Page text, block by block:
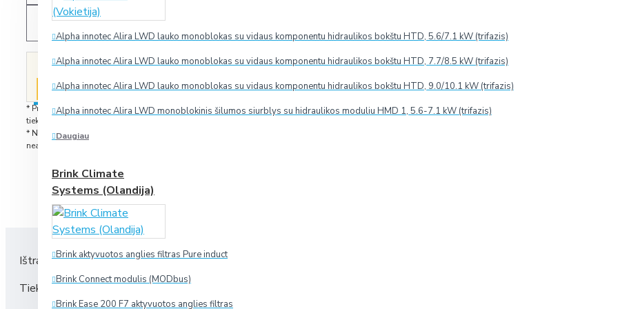
Alpha innotec Alira LWD lauko monoblokas su vidaus komponentu hidraulikos bokštu HTD, 5.6/7.1 kW (trifazis)
Alpha innotec Alira LWD lauko monoblokas su vidaus komponentu hidraulikos bokštu HTD, 7.7/8.5 kW (trifazis)
Alpha innotec Alira LWD lauko monoblokas su vidaus komponentu hidraulikos bokštu HTD, 9.0/10.1 kW (trifazis)
Alpha innotec Alira LWD monoblokinis šilumos siurblys su hidraulikos moduliu HMD 1, 5.6-7.1 kW (trifazis)
Daugiau
Brink Climate
Systems (Olandija)
Brink aktyvuotos anglies filtras Pure induct
Brink Connect modulis (MODbus)
Brink Ease 200 F7 aktyvuotos anglies filtras
PALYGINTI
RADOTE
PIGIAU?
Spauskite čia, ir mes Jums greičiausiai
* Prekes, esančias sandėlyje, pristatome per 2-5 darbo dienas nuo užsakymo pateikimo. Jeigu užsakymo metu prekių sandėlyje nėra, jų
tiekimas iš gamyklos įprastai užtrunka 1-2 savaites, o išskirtiniais atvejais iki 4-6 savaičių.
* Nuotraukose matomi priedai nebūtinai yra prekės komplektacijoje. Pavaizduotos spalvos dėl skirtingų ekranų charakteristikų gali
neatitikti tikrosios.
Ištraukiamo oro filtro išmatavimai: 240x140x94 mm
Tiekiamo oro filtro išmatavimai: 240x140x94 mm